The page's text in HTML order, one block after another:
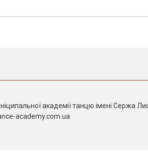
академії танцю імені Сержа
academy.com.ua